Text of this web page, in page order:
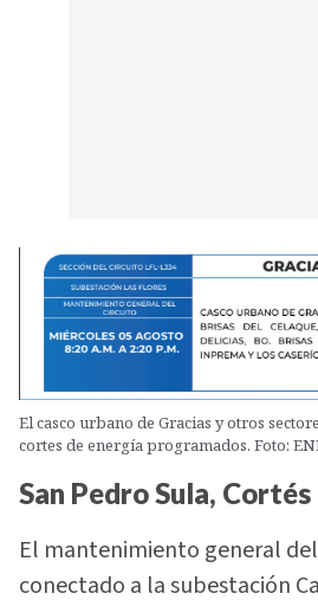
El casco urbano de Gracias y otros
cortes de energía programados. Foto:
San Pedro Sula, Cortés
El mantenimiento general
conectado a la subestación